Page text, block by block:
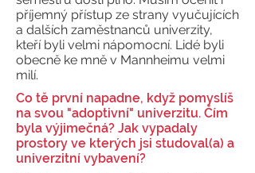
příjemný přístup ze strany vyučujících
a dalších zaměstnanců univerzity,
kteří byli velmi nápomocní. Lidé byli
obecně ke mně v Mannheimu velmi
milí.
Co tě první napadne, když pomyslíš
na svou "adoptivní" univerzitu. Čím
byla výjimečná? Jak vypadaly
prostory ve kterých jsi studoval(a) a
univerzitní vybavení?